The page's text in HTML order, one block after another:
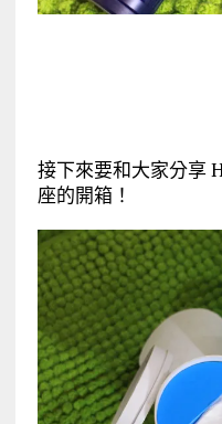
接下來要和大家分享
座的開箱！